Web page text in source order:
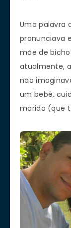
Uma palavra
pronunciava
mãe de
atualmente,
não
um bebê,
marido (que